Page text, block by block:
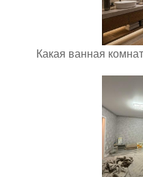
Какая ванная